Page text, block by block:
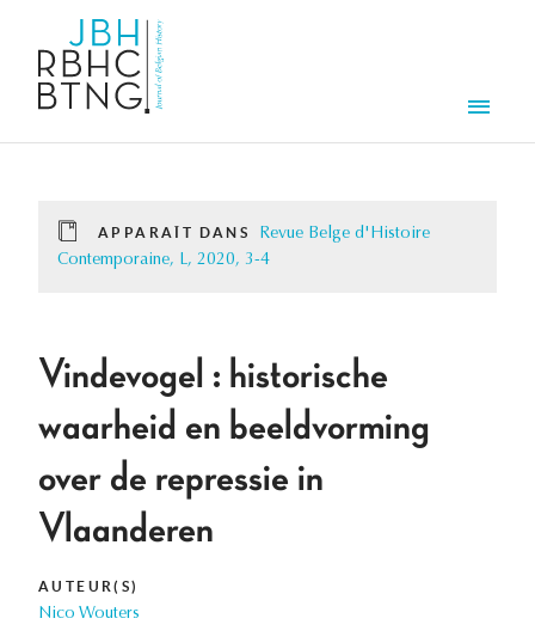
APPARAÎT DANS
Revue Belge d'Histoire
Contemporaine, L, 2020, 3-4
Vindevogel : historische
waarheid en beeldvorming
over de repressie in
Vlaanderen
AUTEUR(S)
Nico Wouters